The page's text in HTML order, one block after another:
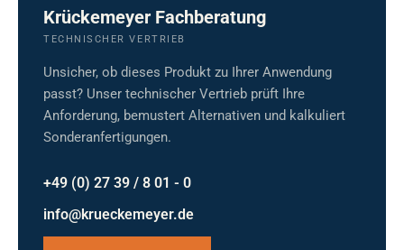
Krückemeyer Fachberatung
TECHNISCHER VERTRIEB
Unsicher, ob dieses Produkt zu Ihrer Anwendung
passt? Unser technischer Vertrieb prüft Ihre
Anforderung, bemustert Alternativen und kalkuliert
Sonderanfertigungen.
+49 (0) 27 39 / 8 01 - 0
info@krueckemeyer.de